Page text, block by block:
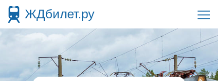
ЖДбилет.ру